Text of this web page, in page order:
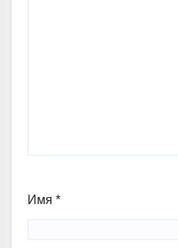
Имя *